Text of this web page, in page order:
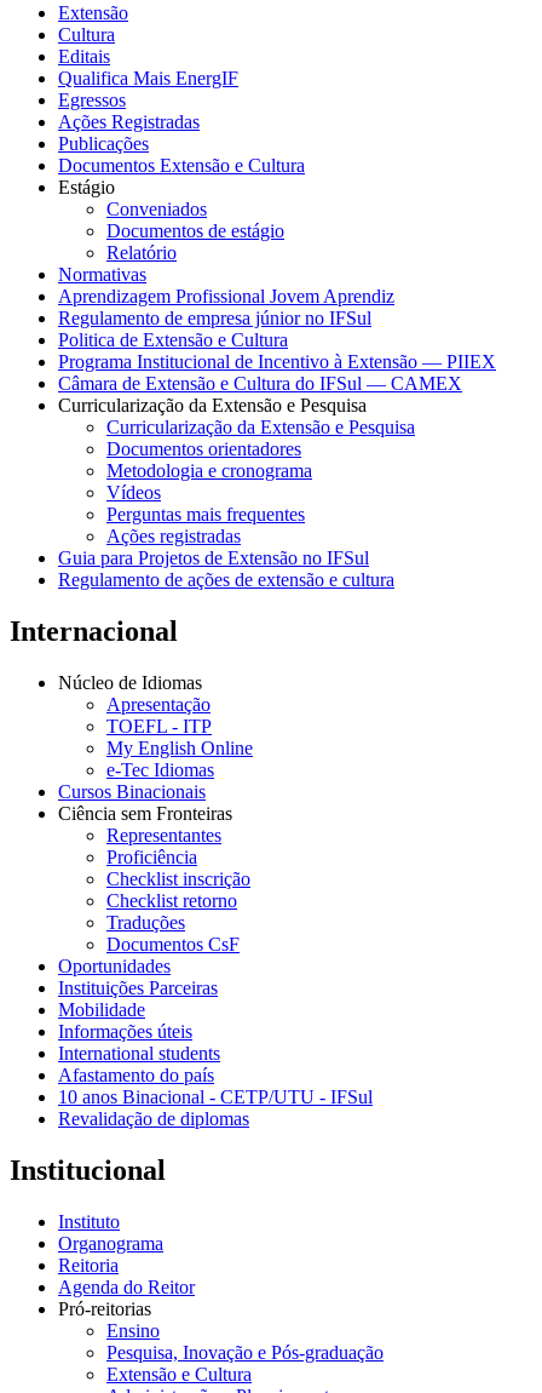
Extensão
Cultura
Editais
Qualifica Mais EnergIF
Egressos
Ações Registradas
Publicações
Documentos Extensão e Cultura
Estágio
Conveniados
Documentos de estágio
Relatório
Normativas
Aprendizagem Profissional Jovem Aprendiz
Regulamento de empresa júnior no IFSul
Politica de Extensão e Cultura
Programa Institucional de Incentivo à Extensão — PIIEX
Câmara de Extensão e Cultura do IFSul — CAMEX
Curricularização da Extensão e Pesquisa
Curricularização da Extensão e Pesquisa
Documentos orientadores
Metodologia e cronograma
Vídeos
Perguntas mais frequentes
Ações registradas
Guia para Projetos de Extensão no IFSul
Regulamento de ações de extensão e cultura
Internacional
Núcleo de Idiomas
Apresentação
TOEFL - ITP
My English Online
e-Tec Idiomas
Cursos Binacionais
Ciência sem Fronteiras
Representantes
Proficiência
Checklist inscrição
Checklist retorno
Traduções
Documentos CsF
Oportunidades
Instituições Parceiras
Mobilidade
Informações úteis
International students
Afastamento do país
10 anos Binacional - CETP/UTU - IFSul
Revalidação de diplomas
Institucional
Instituto
Organograma
Reitoria
Agenda do Reitor
Pró-reitorias
Ensino
Pesquisa, Inovação e Pós-graduação
Extensão e Cultura